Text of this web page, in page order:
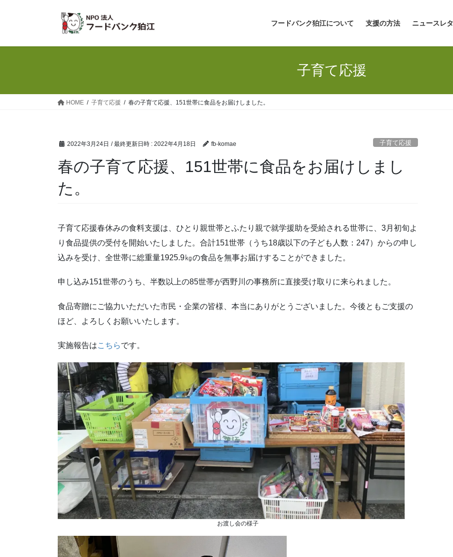
フードバンク狛江について 支援の方法 ニュースレ
子育て応援
HOME 子育て応援 春の子育て応援、151世帯に食品をお届けしました。
2022年3月24日 / 最終更新日時 : 2022年4月18日 fb-komae 子育て応援
春の子育て応援、151世帯に食品をお届けしまし
た。
子育て応援春休みの食料支援は、ひとり親世帯とふたり親で就学援助を受給される世帯に、3月初旬よ
り食品提供の受付を開始いたしました。合計151世帯（うち18歳以下の子ども人数：247）からの申し
込みを受け、全世帯に総重量1925.9㎏の食品を無事お届けすることができました。
申し込み151世帯のうち、半数以上の85世帯が西野川の事務所に直接受け取りに来られました。
食品寄贈にご協力いただいた市民・企業の皆様、本当にありがとうございました。今後ともご支援の
ほど、よろしくお願いいたします。
実施報告はこちらです。
お渡し会の様子